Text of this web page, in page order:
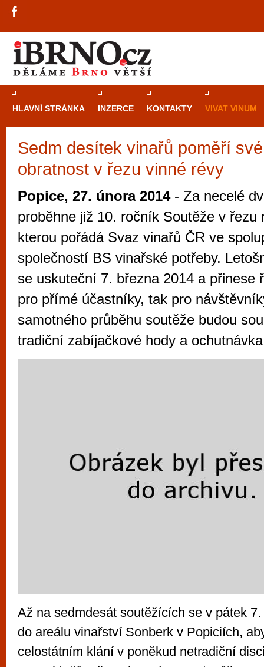
HLAVNÍ STRÁNKA INZERCE KONTAKTY VIVAT VINUM
Sedm desítek vinařů poměří
obratnost v řezu vinné révy
Popice, 27. února 2014- Za necelé
proběhne již 10. ročník Soutěže v řezu
kterou pořádá Svaz vinařů ČR ve
společností BS vinařské potřeby.
se uskuteční 7. března 2014 a přinese
pro přímé účastníky, tak pro
samotného průběhu soutěže budou
tradiční zabíjačkové hody a
Až na sedmdesát soutěžících se v pátek
do areálu vinařství Sonberk v Popiciích,
celostátním klání v poněkud netradiční
Průvodce
Brně: Od
Brno je
zajímavé
restaurace,
Mimo jiné je ale také místem, kde si
vyzkoušet různé kasinové hry. V
metropoli naleznete širokou nabídku her
po moderní automaty jak pro pravidelné
příležitostné hráče. V...